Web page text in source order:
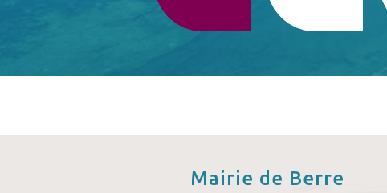
Mairie de Berre